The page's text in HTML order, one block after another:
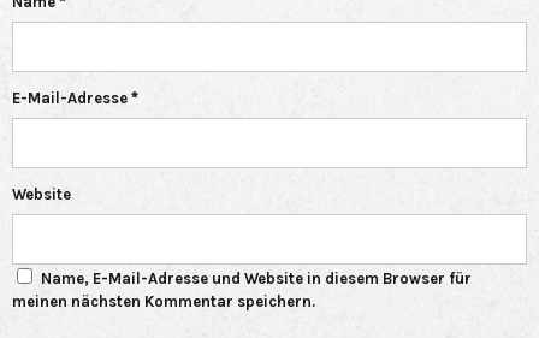
E-Mail-Adresse *
Website
Name, E-Mail-Adresse und Website in diesem Browser für
meinen nächsten Kommentar speichern.